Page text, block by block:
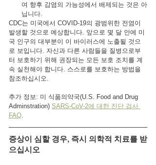
여 향후 감염의 가능성에서 배제되는 것은 아
닙니다.
CDC는 미국에서 COVID-19의 광범위한 전염이
발생할 것으로 예상합니다. 앞으로 몇 달 안에 미
국 인구의 대부분이 이 바이러스에 노출될 것으
로 보입니다. 자신과 다른 사람들을 질병으로부
터 보호하기 위해 권장되는 모든 보호 조치를 계
속 실천해야 합니다. 스스로를 보호하는 방법을
참조하십시오.
추가 정보: 미 식품의약국(U.S. Food and Drug
Adminstration) SARS-CoV-2에 대한 진단 검사
FAQ
증상이 심할 경우, 즉시 의학적 치료를 받
으십시오